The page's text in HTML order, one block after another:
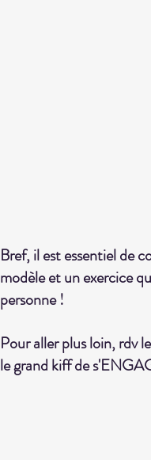
Bref, il est essentiel de
modèle et un exercice
personne !
Pour aller plus loin, rdv
le grand kiff de